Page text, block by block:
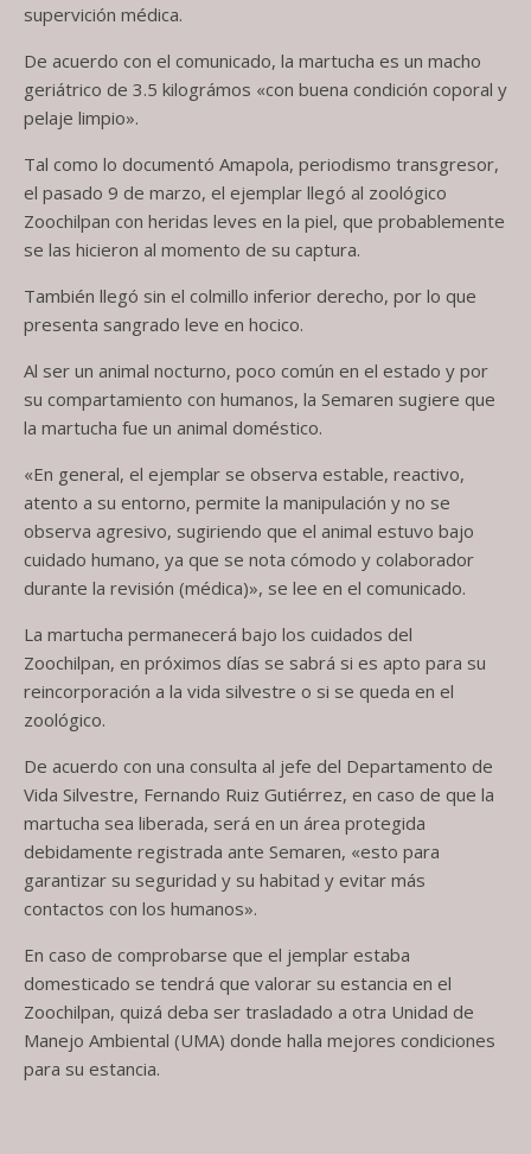
supervición médica.
De acuerdo con el comunicado, la martucha es un macho
geriátrico de 3.5 kilográmos «con buena condición coporal y
pelaje limpio».
Tal como lo documentó Amapola, periodismo transgresor,
el pasado 9 de marzo, el ejemplar llegó al zoológico
Zoochilpan con heridas leves en la piel, que probablemente
se las hicieron al momento de su captura.
También llegó sin el colmillo inferior derecho, por lo que
presenta sangrado leve en hocico.
Al ser un animal nocturno, poco común en el estado y por
su compartamiento con humanos, la Semaren sugiere que
la martucha fue un animal doméstico.
«En general, el ejemplar se observa estable, reactivo,
atento a su entorno, permite la manipulación y no se
observa agresivo, sugiriendo que el animal estuvo bajo
cuidado humano, ya que se nota cómodo y colaborador
durante la revisión (médica)», se lee en el comunicado.
La martucha permanecerá bajo los cuidados del
Zoochilpan, en próximos días se sabrá si es apto para su
reincorporación a la vida silvestre o si se queda en el
zoológico.
De acuerdo con una consulta al jefe del Departamento de
Vida Silvestre, Fernando Ruiz Gutiérrez, en caso de que la
martucha sea liberada, será en un área protegida
debidamente registrada ante Semaren, «esto para
garantizar su seguridad y su habitad y evitar más
contactos con los humanos».
En caso de comprobarse que el jemplar estaba
domesticado se tendrá que valorar su estancia en el
Zoochilpan, quizá deba ser trasladado a otra Unidad de
Manejo Ambiental (UMA) donde halla mejores condiciones
para su estancia.